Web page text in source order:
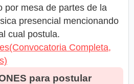
por mesa de partes de la
presencial mencionando
cual postula.
Completa,
para postular